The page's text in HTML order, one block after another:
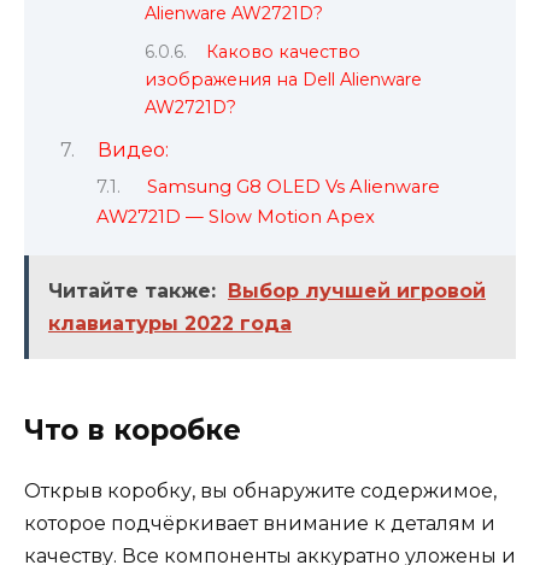
Alienware AW2721D?
Каково качество
изображения на Dell Alienware
AW2721D?
Видео:
Samsung G8 OLED Vs Alienware
AW2721D — Slow Motion Apex
Читайте также: Выбор лучшей игровой
клавиатуры 2022 года
Что в коробке
Открыв коробку, вы обнаружите содержимое,
которое подчёркивает внимание к деталям и
качеству. Все компоненты аккуратно уложены и